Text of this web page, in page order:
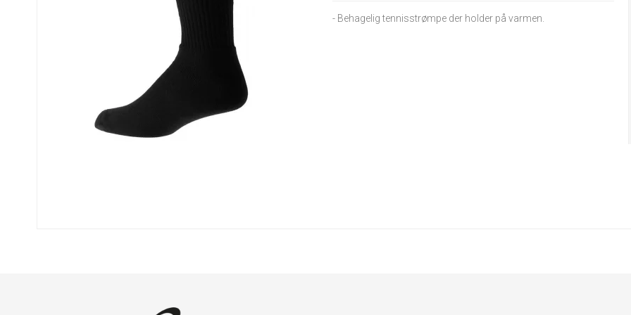
- Behagelig tennisstrømpe der holder på varmen.